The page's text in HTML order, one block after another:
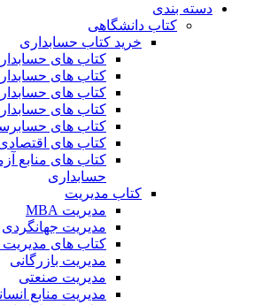
دسته بندی
کتاب دانشگاهی
خرید کتاب حسابداری
کتاب های
کتاب های
کتاب های
کتاب های
کتاب های
کتاب های
کتاب های منابع
حسابداری
کتاب مدیریت
مدیریت MBA
مدیریت جهانگردی
کتاب های مدیریت
مدیریت بازرگانی
مدیریت صنعتی
مدیریت منابع